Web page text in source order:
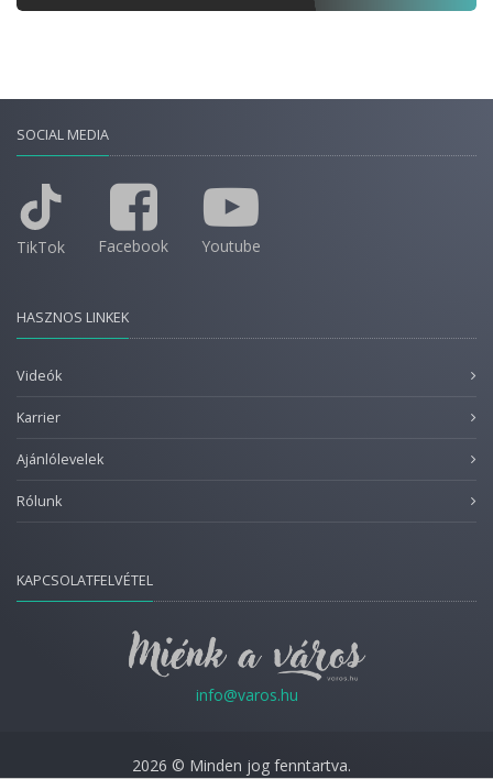
SOCIAL MEDIA
TikTok Facebook Youtube
HASZNOS LINKEK
Videók
Karrier
Ajánlólevelek
Rólunk
KAPCSOLATFELVÉTEL
info@varos.hu
2026 © Minden jog fenntartva.